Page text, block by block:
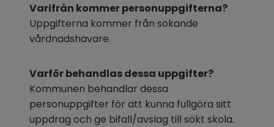
Varifrån kommer personuppgifterna?
Uppgifterna kommer från sökande
vårdnadshavare.
Varför behandlas dessa uppgifter?
Kommunen behandlar dessa
personuppgifter för att kunna fullgöra sitt
uppdrag och ge bifall/avslag till sökt skola.